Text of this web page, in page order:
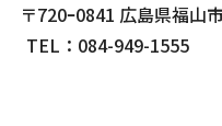
〒720ｰ0841 広島県福山
TEL：084-949-1555